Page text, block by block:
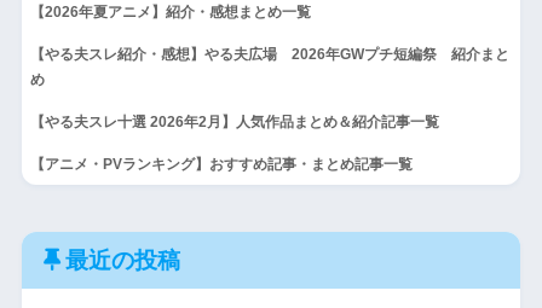
【2026年夏アニメ】紹介・感想まとめ一覧
【やる夫スレ紹介・感想】やる夫広場 2026年GWプチ短編祭 紹介まと
め
【やる夫スレ十選 2026年2月】人気作品まとめ＆紹介記事一覧
【アニメ・PVランキング】おすすめ記事・まとめ記事一覧
最近の投稿